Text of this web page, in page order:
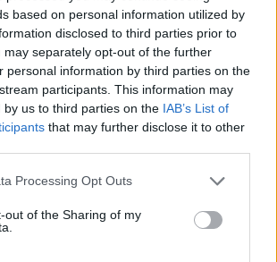
based on personal information utilized by
disclosed to third parties prior to
may separately opt-out of the further
personal information by third parties on the
participants. This information may
by us to third parties on the IAB’s List of
that may further disclose it to other
website/app uses one or more Google
visit or usage behaviour. You may click to
to Google and its third-party tags to
below specified purposes in below Google
Processing Opt Outs
out of the Sharing of my
és hamisítanak
van itt szó. Valóságos új
Aki csupán európai ügyként tekint rá,
magyarországi politikai játszma
– bármily gyalázatos az itthoni húzd
–, félrevezeti a közvéleményt. Főleg
szándék, amivel az ellenzéki
vezércikke Oroszországot,